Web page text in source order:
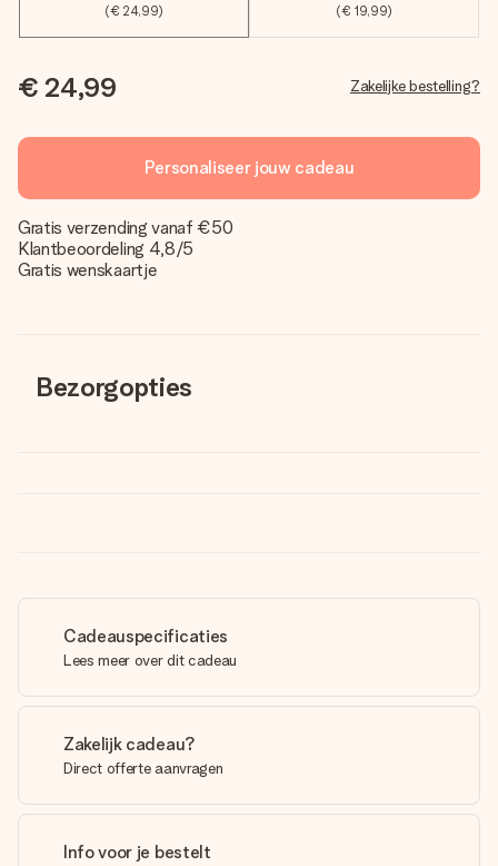
(€ 24,99) (€ 19,99)
€ 24,99 Zakelijke bestelling?
Personaliseer jouw cadeau
Gratis verzending vanaf €50
Klantbeoordeling 4,8/5
Gratis wenskaartje
Bezorgopties
Cadeauspecificaties
Lees meer over dit cadeau
Zakelijk cadeau?
Direct offerte aanvragen
Info voor je bestelt